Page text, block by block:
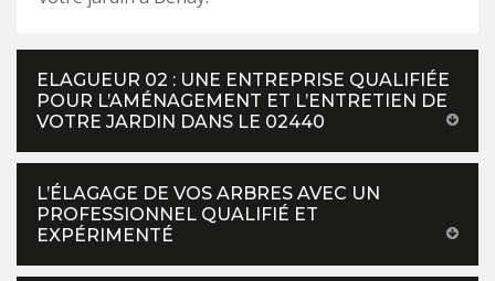
ELAGUEUR 02 : UNE ENTREPRISE QUALIFIÉE
POUR L’AMÉNAGEMENT ET L’ENTRETIEN DE
VOTRE JARDIN DANS LE 02440
L’ÉLAGAGE DE VOS ARBRES AVEC UN
PROFESSIONNEL QUALIFIÉ ET
EXPÉRIMENTÉ